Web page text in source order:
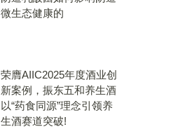
微生态健康的
荣膺AIIC2025年度酒业创
新案例，振东五和养生酒
以“药食同源”理念引领养
生酒赛道突破!